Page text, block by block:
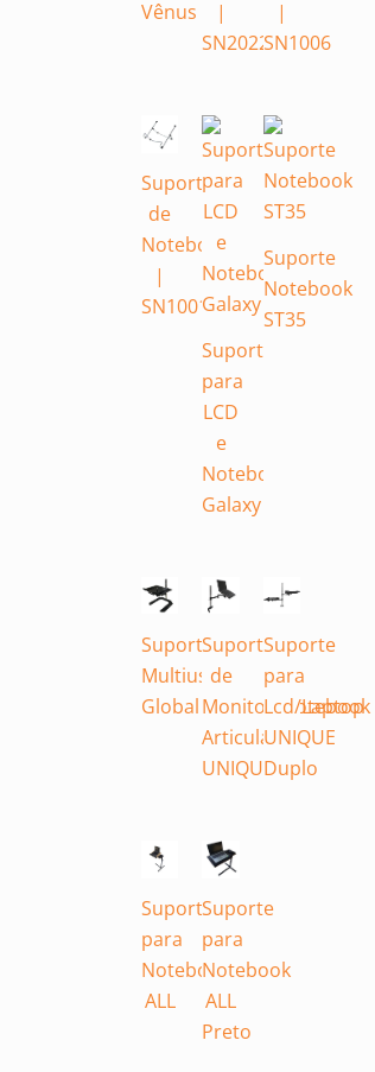
Vênus
|
SN2022
|
SN1006
Suporte
de
Notebook
|
SN1001
Suporte
para
LCD
e
Notebook
Galaxy
Suporte
Notebook
ST35
Suporte
Multiuso
Global
Suporte
de
Monitor/Notebook
Articulado
UNIQUE
Suporte
para
Lcd/Laptop
UNIQUE
Duplo
Suporte
para
Notebook
ALL
Suporte
para
Notebook
ALL
Preto